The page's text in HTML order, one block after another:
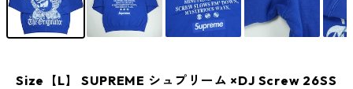
Size【L】 SUPREME シュプリーム ×DJ Screw 26SS